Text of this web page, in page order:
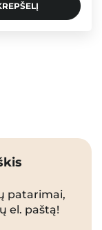
patarimai,
el. paštą!